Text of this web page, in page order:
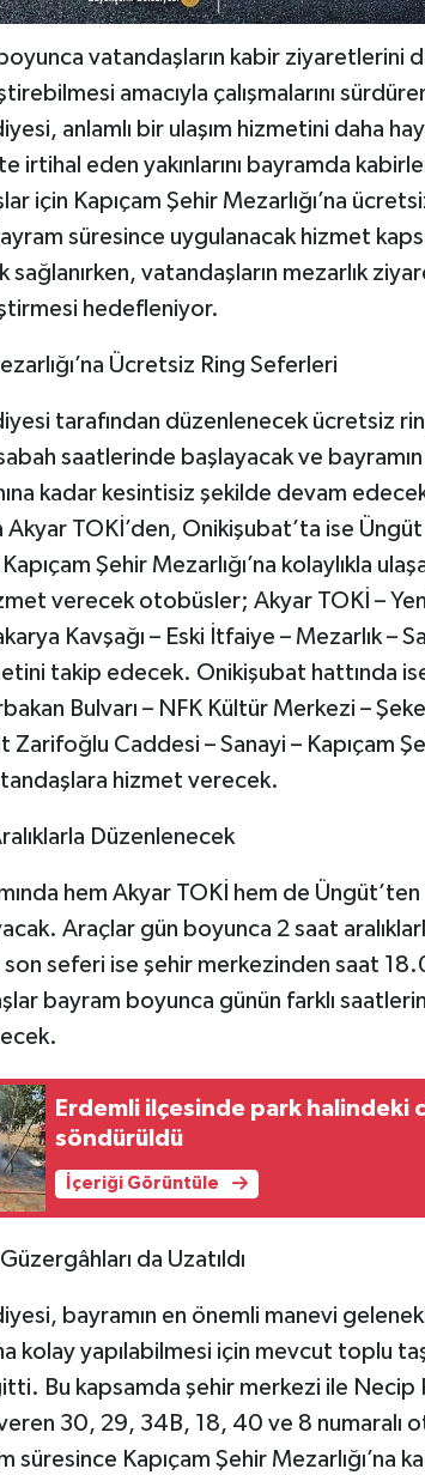
vatandaşların kabir ziyaretlerini
amacıyla çalışmalarını
anlamlı bir ulaşım hizmetini daha
irtihal eden yakınlarını bayramda
için Kapıçam Şehir Mezarlığı’na
süresince uygulanacak hizmet
sağlanırken, vatandaşların mezarlık
hedefleniyor.
Ücretsiz Ring Seferleri
tarafından düzenlenecek ücretsiz
saatlerinde başlayacak ve
kadar kesintisiz şekilde devam
Akyar TOKİ’den, Onikişubat’ta ise
Şehir Mezarlığı’na kolaylıkla
verecek otobüsler; Akyar TOKİ –
Kavşağı – Eski İtfaiye – Mezarlık –
takip edecek. Onikişubat hattında
Bulvarı – NFK Kültür Merkezi –
Zarifoğlu Caddesi – Sanayi – Kapıçam
hizmet verecek.
Düzenlenecek
hem Akyar TOKİ hem de
Araçlar gün boyunca 2 saat
son seferi ise şehir merkezinden saat
bayram boyunca günün farklı
Erdemli ilçesinde park halindeki
söndürüldü
İçeriği Görüntüle
da Uzatıldı
bayramın en önemli manevi
kolay yapılabilmesi için mevcut toplu
Bu kapsamda şehir merkezi ile Necip
30, 29, 34B, 18, 40 ve 8 numaralı
süresince Kapıçam Şehir Mezarlığı’na